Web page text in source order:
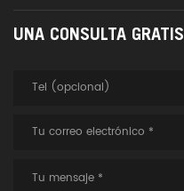
UNA CONSULTA GRATIS